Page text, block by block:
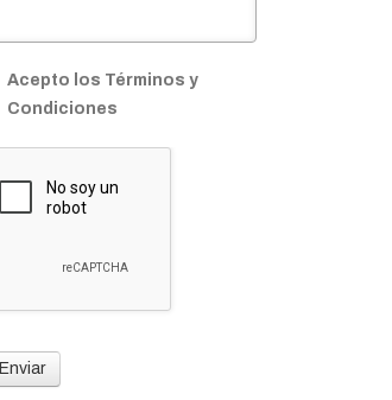
Acepto los Términos y
Condiciones
Enviar